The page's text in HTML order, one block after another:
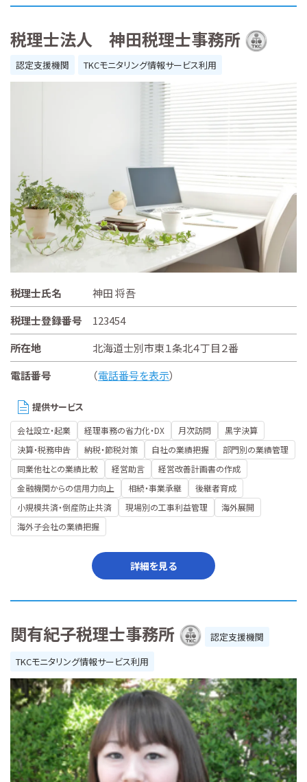
税理士法人 神田税理士事務所
認定支援機関 TKCモニタリング情報サービス利用
税理士氏名
神田 将吾
税理士登録番号
123454
所在地
北海道士別市東１条北４丁目２番
電話番号
（電話番号を表示）
提供サービス
会社設立・起業 経理事務の省力化・DX 月次訪問
黒字決算
決算・税務申告
納税・節税対策 自社の業績把握
部門別の業績管理
同業他社との業績比較
経営助言
経営改善計画書の作成
金融機関からの信用力向上
相続・事業承継
後継者育成
小規模共済・倒産防止共済
現場別の工事利益管理
海外展開
海外子会社の業績把握
詳細を見る
関有紀子税理士事務所
認定支援機関
TKCモニタリング情報サービス利用